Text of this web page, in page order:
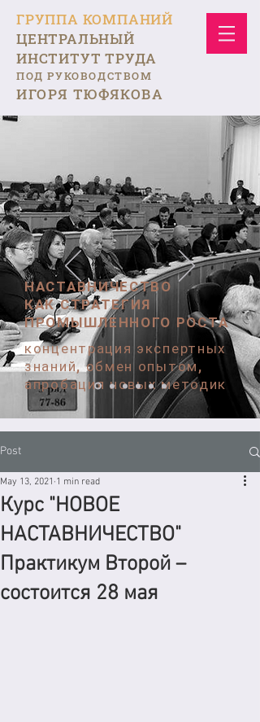
ГРУППА КОМПАНИЙ
ЦЕНТРАЛЬНЫЙ
ИНСТИТУТ ТРУДА
ПОД РУКОВОДСТВОМ
ИГОРЯ ТЮФЯКОВА
НАСТАВНИЧЕСТВО
КАК СТРАТЕГИЯ
ПРОМЫШЛЕННОГО РОСТА
концентрация экспертных
знаний, обмен опытом,
апробация новых методик
Post
Курс "НОВОЕ
НАСТАВНИЧЕСТВО"
Практикум Второй –
состоится 28 мая
May 13, 2021 1 min read